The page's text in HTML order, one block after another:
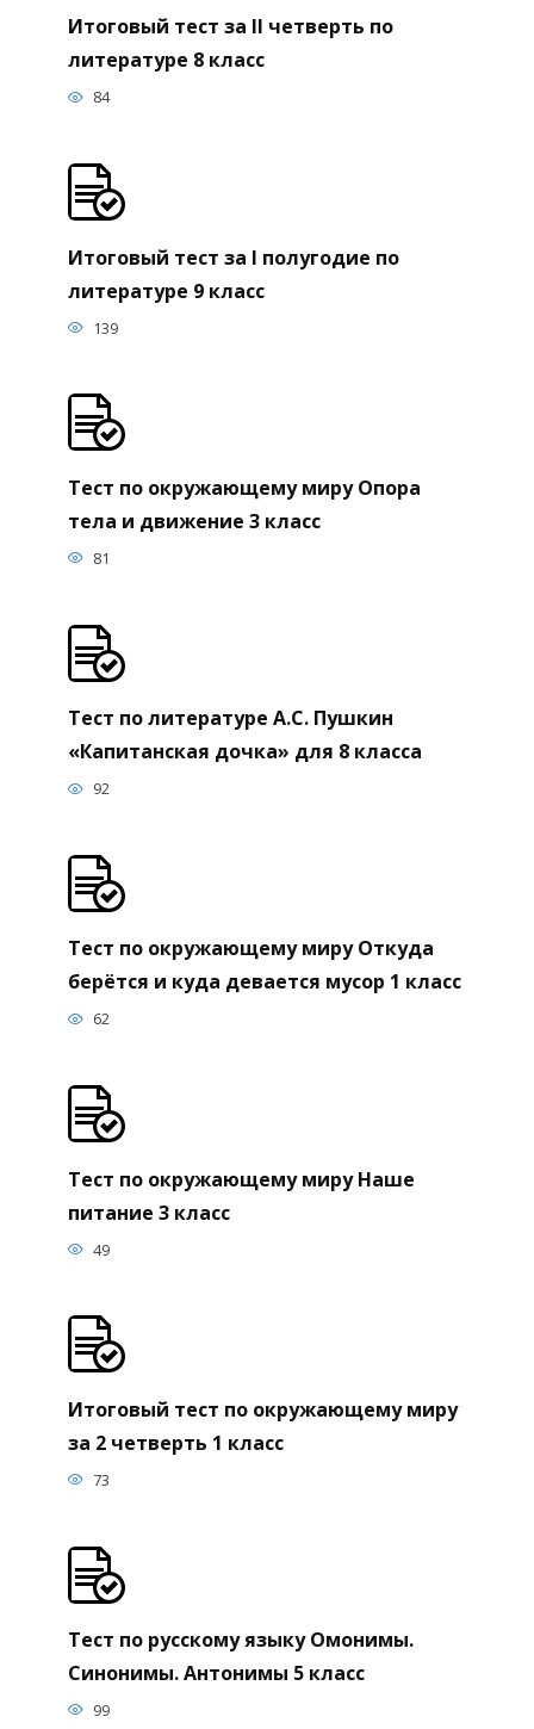
Итоговый тест за II четверть по
литературе 8 класс
84
Итоговый тест за I полугодие по
литературе 9 класс
139
Тест по окружающему миру Опора
тела и движение 3 класс
81
Тест по литературе А.С. Пушкин
«Капитанская дочка» для 8 класса
92
Тест по окружающему миру Откуда
берётся и куда девается мусор 1 класс
62
Тест по окружающему миру Наше
питание 3 класс
49
Итоговый тест по окружающему миру
за 2 четверть 1 класс
73
Тест по русскому языку Омонимы.
Синонимы. Антонимы 5 класс
99